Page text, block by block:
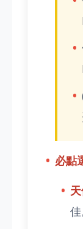
必點
佳